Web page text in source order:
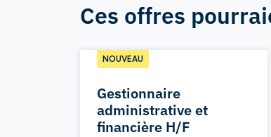
Ces offres
Gestionnaire
administrative et
financière H/F
NOUVEAU